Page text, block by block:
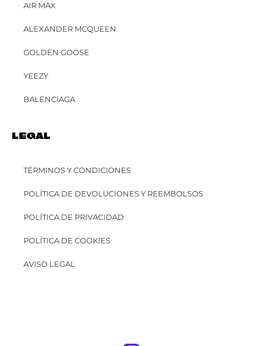
AIR MAX
ALEXANDER MCQUEEN
GOLDEN GOOSE
YEEZY
BALENCIAGA
LEGAL
TÉRMINOS Y CONDICIONES
POLÍTICA DE DEVOLUCIONES Y REEMBOLSOS
POLÍTICA DE PRIVACIDAD
POLÍTICA DE COOKIES
AVISO LEGAL